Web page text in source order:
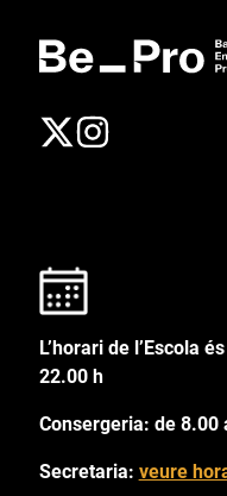
L’horari de l’Escola
22.00 h
Consergeria: de 8.00
Secretaria: veure